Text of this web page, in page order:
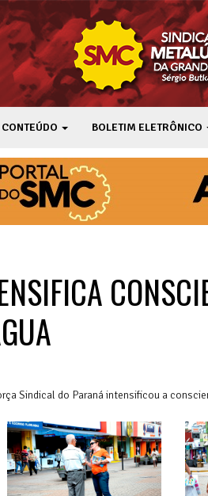
CONTEÚDO BOLETIM ELETRÔNICO
Sindical do Paraná intensificou a